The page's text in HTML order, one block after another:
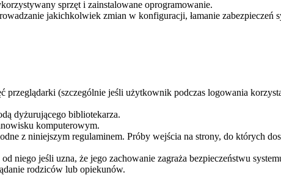
sprzęt i zainstalowane oprogramowanie.
jakichkolwiek zmian w konfiguracji, łamanie zabezpieczeń
(szczególnie jeśli użytkownik podczas logowania
dyżurującego bibliotekarza.
komputerowym.
z niniejszym regulaminem. Próby wejścia na strony, do których
niego jeśli uzna, że jego zachowanie zagraża bezpieczeństwu
rodziców lub opiekunów.